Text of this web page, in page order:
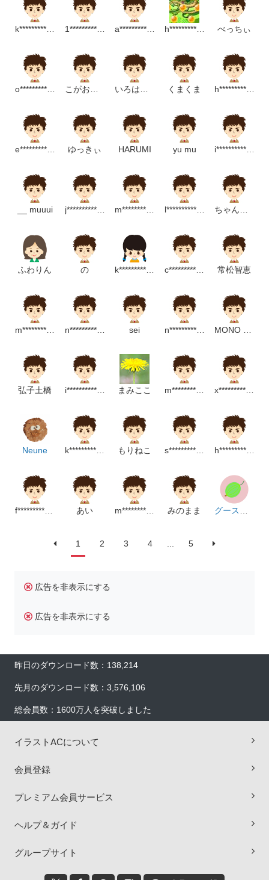
k****************m 1*************************p a***********************p h******************p べっちぃ
o**********************p こがおちゃん いろはにわおん くまくま h********************p
e******************m ゆっきぃ HARUMI yu mu i*******************m
__ muuui j************************p m**************m l************************p ちゃんなお
ふわりん の k*******************m c********************m 常松智恵
m**********************************p n*********************m sei n*********************m MONO DESIGN
弘子土橋 i*******************m まみここ m*********************m x********************p
Neune k******************m もりねこ s***********************m h***************m
f**********************m あい m******************p みのまま グースベリー
1 2 3 4 5
広告を非表示にする
広告を非表示にする
昨日のダウンロード数：138,214
先月のダウンロード数：3,576,106
総会員数：1600万人を突破しました
イラストACについて
会員登録
プレミアム会員サービス
ヘルプ＆ガイド
グループサイト